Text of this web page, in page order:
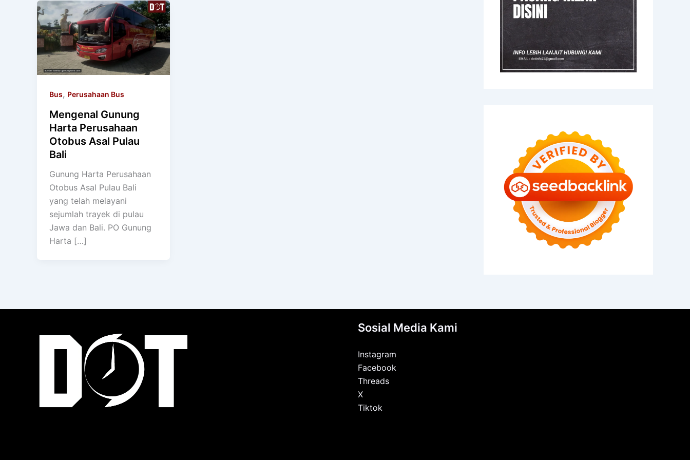
Bus, Perusahaan Bus
Mengenal Gunung
Harta Perusahaan
Otobus Asal Pulau
Bali
Gunung Harta Perusahaan
Otobus Asal Pulau Bali
yang telah melayani
sejumlah trayek di pulau
Jawa dan Bali. PO Gunung
Harta […]
Sosial Media Kami
Instagram
Facebook
Threads
X
Tiktok